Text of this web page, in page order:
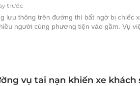
trước
lưu thông trên đường thì bất ngờ bị chiếc
người cùng phương tiện vào gầm. Vụ
vụ tai nạn khiến xe khách